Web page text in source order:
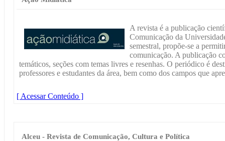
A revista é a publicação
Comunicação da
semestral, propõe-se a
comunicação. A publicação
temáticos, seções com temas livres e resenhas. O periódico é
professores e estudantes da área, bem como dos campos que
[ Acessar Conteúdo ]
Alceu - Revista de Comunicação, Cultura e Política